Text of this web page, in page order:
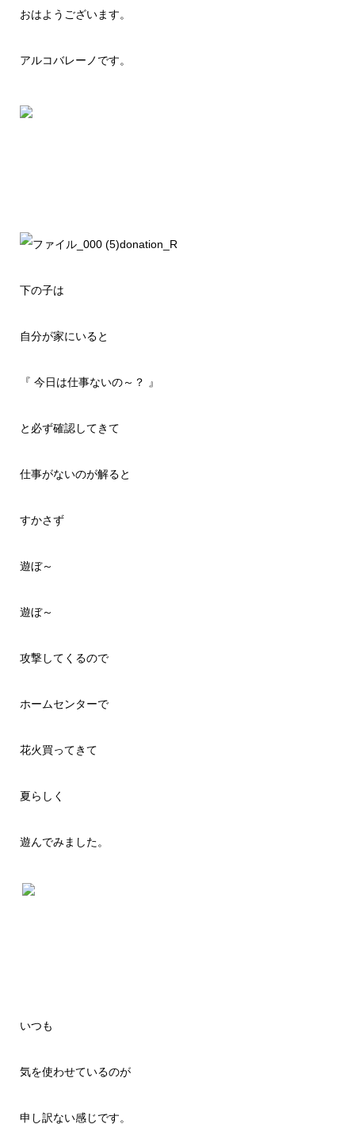
おはようございます。
アルコバレーノです。
下の子は
自分が家にいると
『 今日は仕事ないの～？ 』
と必ず確認してきて
仕事がないのが解ると
すかさず
遊ぼ～
遊ぼ～
攻撃してくるので
ホームセンターで
花火買ってきて
夏らしく
遊んでみました。
いつも
気を使わせているのが
申し訳ない感じです。